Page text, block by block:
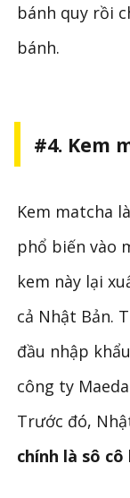
bánh quy rồi
bánh.
#4. Kem
Kem matcha
phổ biến vào
kem này lại
cả Nhật Bản.
đầu nhập
công ty
Trước đó,
chính là sô